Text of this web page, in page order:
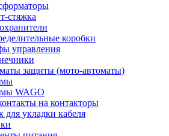
стяжка
коробки
управления
защиты (мото-автоматы)
WAGO
на контакторы
для укладки кабеля